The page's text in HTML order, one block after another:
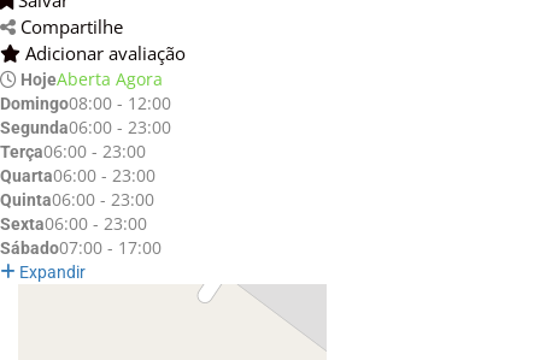
Compartilhe
Adicionar avaliação
HojeAberta Agora
Domingo08:00 - 12:00
Segunda06:00 - 23:00
Terça06:00 - 23:00
Quarta06:00 - 23:00
Quinta06:00 - 23:00
Sexta06:00 - 23:00
Sábado07:00 - 17:00
Expandir